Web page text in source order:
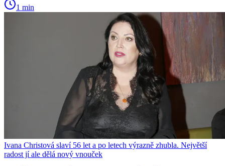
1 min
Ivana Christová slaví 56 let a po letech výrazně zhubla. Největší
radost jí ale dělá nový vnouček